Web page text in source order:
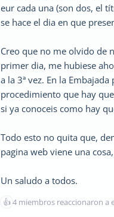
eur cada una (son dos, el
se hace el dia en que
Creo que no me olvido de
primer dia, me hubiese
a la 3ª vez. En la
procedimiento que hay
si ya conoceis como hay
Todo esto no quita que,
pagina web viene una
Un saludo a todos.
👍4 miembros reaccionaron a